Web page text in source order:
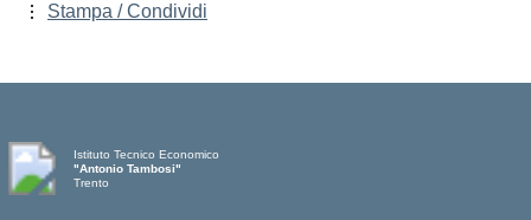
Stampa / Condividi
Istituto Tecnico Economico
"Antonio Tambosi"
Trento